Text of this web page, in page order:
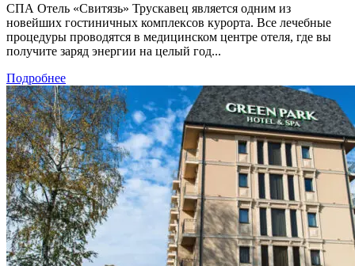
СПА Отель «Свитязь» Трускавец является одним из
новейших гостиничных комплексов курорта. Все лечебные
процедуры проводятся в медицинском центре отеля, где вы
получите заряд энергии на целый год...
Подробнее